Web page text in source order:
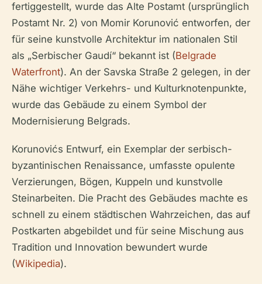
fertiggestellt, wurde das Alte Postamt (ursprünglich
Postamt Nr. 2) von Momir Korunović entworfen, der
für seine kunstvolle Architektur im nationalen Stil
als „Serbischer Gaudí“ bekannt ist (Belgrade
Waterfront). An der Savska Straße 2 gelegen, in der
Nähe wichtiger Verkehrs- und Kulturknotenpunkte,
wurde das Gebäude zu einem Symbol der
Modernisierung Belgrads.
Korunovićs Entwurf, ein Exemplar der serbisch-
byzantinischen Renaissance, umfasste opulente
Verzierungen, Bögen, Kuppeln und kunstvolle
Steinarbeiten. Die Pracht des Gebäudes machte es
schnell zu einem städtischen Wahrzeichen, das auf
Postkarten abgebildet und für seine Mischung aus
Tradition und Innovation bewundert wurde
(Wikipedia).